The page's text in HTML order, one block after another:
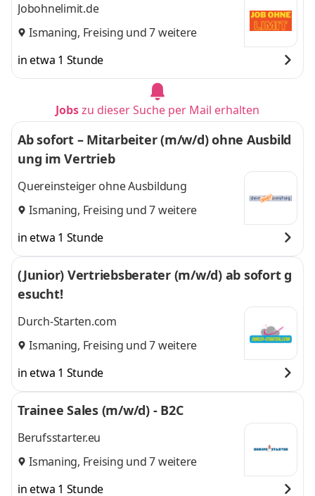
Jobohnelimit.de
Ismaning, Freising und 7 weitere
in etwa 1 Stunde
Jobszu dieser Suche per Mail erhalten
Ab sofort – Mitarbeiter (m/w/d) ohne Ausbild
ung im Vertrieb
Quereinsteiger ohne Ausbildung
Ismaning, Freising und 7 weitere
in etwa 1 Stunde
(Junior) Vertriebsberater (m/w/d) ab sofort g
esucht!
Durch-Starten.com
Ismaning, Freising und 7 weitere
in etwa 1 Stunde
Trainee Sales (m/w/d) - B2C
Berufsstarter.eu
Ismaning, Freising und 7 weitere
in etwa 1 Stunde